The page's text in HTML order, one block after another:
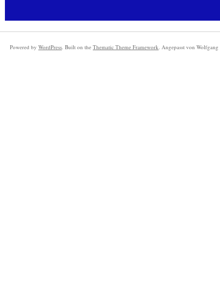
Powered by WordPress. Built on the Thematic Theme Framework. Angepasst von